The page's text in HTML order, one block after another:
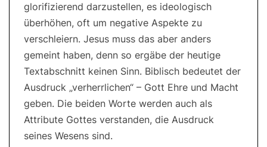
glorifizierend darzustellen, es ideologisch
überhöhen, oft um negative Aspekte zu
verschleiern. Jesus muss das aber anders
gemeint haben, denn so ergäbe der heutige
Textabschnitt keinen Sinn. Biblisch bedeutet der
Ausdruck „verherrlichen“ – Gott Ehre und Macht
geben. Die beiden Worte werden auch als
Attribute Gottes verstanden, die Ausdruck
seines Wesens sind.